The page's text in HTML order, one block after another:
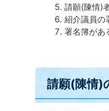
請願(陳情)
紹介議員の
署名簿があ
請願(陳情)